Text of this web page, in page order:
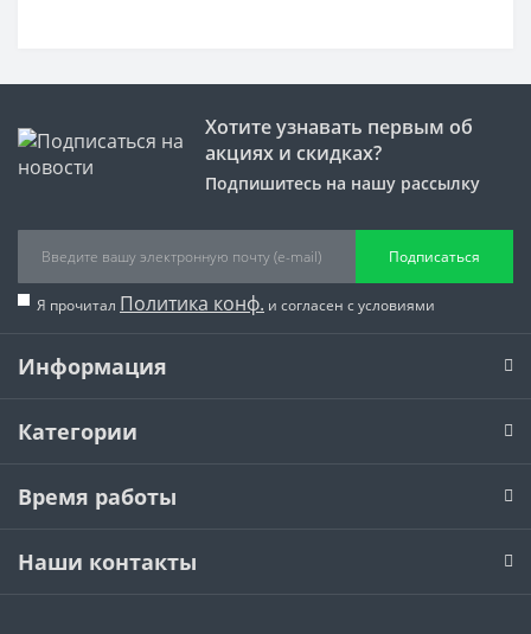
Хотите узнавать первым об
акциях и скидках?
Подпишитесь на нашу рассылку
Подписаться
Я прочитал Политика конф. и согласен с условиями
Информация
Категории
Время работы
Наши контакты